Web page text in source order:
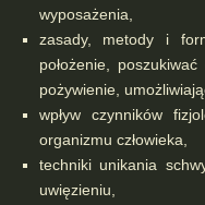
wyposażenia,
zasady, metody i
położenie,
pożywienie,
wpływ czynników
organizmu człowieka,
techniki unikania
uwięzieniu,